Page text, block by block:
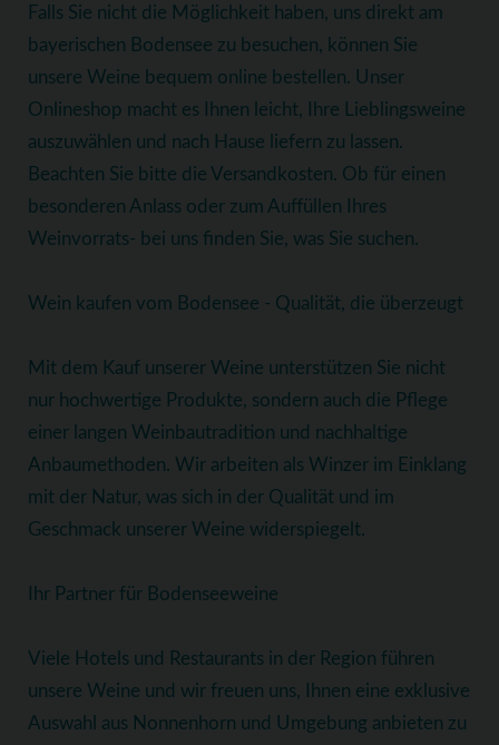
Falls Sie nicht die Möglichkeit haben, uns direkt am
bayerischen Bodensee zu besuchen, können Sie
unsere Weine bequem online bestellen. Unser
Onlineshop macht es Ihnen leicht, Ihre Lieblingsweine
auszuwählen und nach Hause liefern zu lassen.
Beachten Sie bitte die Versandkosten. Ob für einen
besonderen Anlass oder zum Auffüllen Ihres
Weinvorrats- bei uns finden Sie, was Sie suchen.
Wein kaufen vom Bodensee - Qualität, die überzeugt
Mit dem Kauf unserer Weine unterstützen Sie nicht
nur hochwertige Produkte, sondern auch die Pflege
einer langen Weinbautradition und nachhaltige
Anbaumethoden. Wir arbeiten als Winzer im Einklang
mit der Natur, was sich in der Qualität und im
Geschmack unserer Weine widerspiegelt.
Ihr Partner für Bodenseeweine
Viele Hotels und Restaurants in der Region führen
unsere Weine und wir freuen uns, Ihnen eine exklusive
Auswahl aus Nonnenhorn und Umgebung anbieten zu